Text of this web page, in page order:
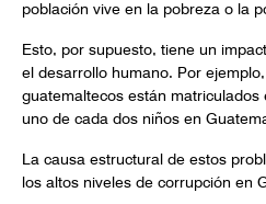
población vive en la pobreza o la
Esto, por supuesto, tiene un
el desarrollo humano. Por
guatemaltecos están matriculados
uno de cada dos niños en
La causa estructural de estos
los altos niveles de corrupción en